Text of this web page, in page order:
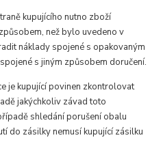
kupujícího nutno zboží
než bylo uvedeno v
náklady spojené s opakovaným
s jiným způsobem doručení.
je kupující povinen zkontrolovat
jakýchkoliv závad toto
shledání porušení obalu
do zásilky nemusí kupující zásilku